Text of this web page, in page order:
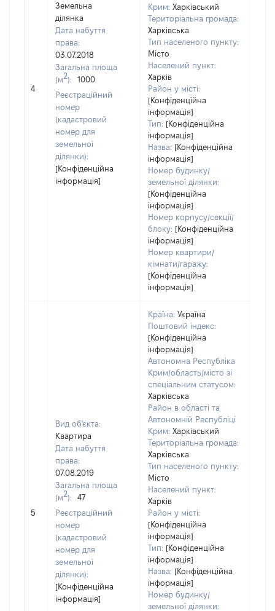
4
Земельна
ділянка
Дата набуття
права:
03.07.2018
Загальна площа
(м2):
1000
Реєстраційний
номер
(кадастровий
номер для
земельної
ділянки):
[Конфіденційна
інформація]
Крим: Харківський
Територіальна громада:
Харківська
Тип населеного пункту:
Місто
Населений пункт:
Харків
Район у місті:
[Конфіденційна
інформація]
Тип: [Конфіденційна
інформація]
Назва: [Конфіденційна
інформація]
Номер будинку/
земельної ділянки:
[Конфіденційна
інформація]
Номер корпусу/секції/
блоку: [Конфіденційна
інформація]
Номер квартири/
кімнати/гаражу:
[Конфіденційна
інформація]
5
Вид об'єкта:
Квартира
Дата набуття
права:
07.08.2019
Загальна площа
(м2):
47
Реєстраційний
номер
(кадастровий
номер для
земельної
ділянки):
[Конфіденційна
інформація]
Країна: Україна
Поштовий індекс:
[Конфіденційна
інформація]
Автономна Республіка
Крим/область/місто зі
спеціальним статусом:
Харківська
Район в області та
Автономній Республіці
Крим: Харківський
Територіальна громада:
Харківська
Тип населеного пункту:
Місто
Населений пункт:
Харків
Район у місті:
[Конфіденційна
інформація]
Тип: [Конфіденційна
інформація]
Назва: [Конфіденційна
інформація]
Номер будинку/
земельної ділянки: